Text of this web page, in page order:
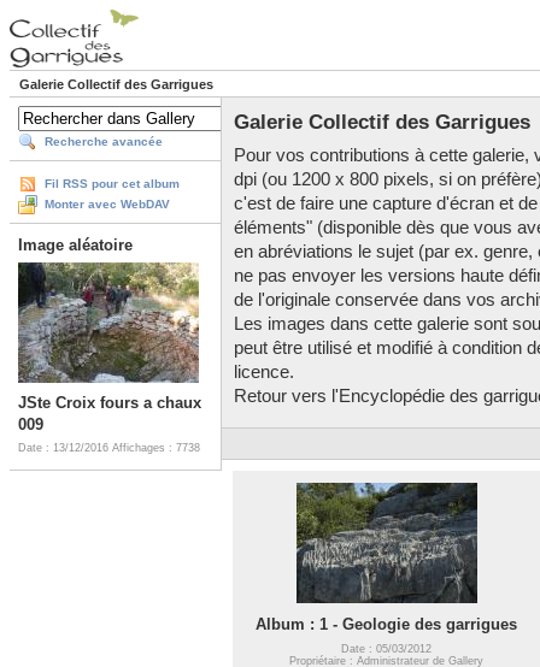
Galerie Collectif des Garrigues
Recherche avancée
Fil RSS pour cet album
Monter avec WebDAV
Image aléatoire
JSte Croix fours a chaux
009
Date : 13/12/2016 Affichages : 7738
Galerie Collectif des Garrigues
Pour vos contributions à cette
dpi (ou 1200 x 800 pixels, si on
c'est de faire une capture d'écran et
éléments" (disponible dès que vous
en abréviations le sujet (par ex.
ne pas envoyer les versions haute
de l'originale conservée dans vos
Les images dans cette galerie sont
peut être utilisé et modifié à condition
licence.
Retour vers l'Encyclopédie des
Album : 1 - Geologie des garrigues
Date : 05/03/2012
Propriétaire : Administrateur de Gallery